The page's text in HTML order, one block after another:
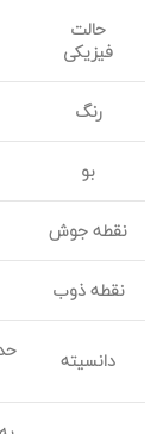
حالت
فیزیکی
رنگ
بو
نقطه جوش
نقطه ذوب
دانسیته